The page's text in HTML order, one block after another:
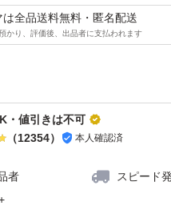
全品送料無料・匿名配送
かり、評価後、出品者に支払われます
・値引きは不可
（12354） 本人確認済
者
スピード